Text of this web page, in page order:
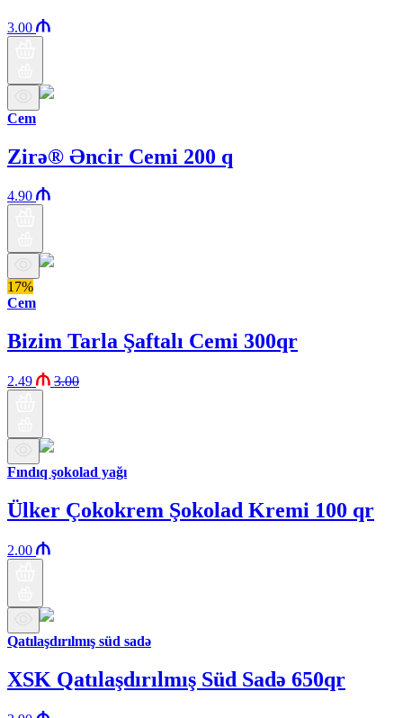
3.00
Cem
Zirə® Əncir Cemi 200 q
4.90
17%
Cem
Bizim Tarla Şaftalı Cemi 300qr
2.49 3.00
Fındıq şokolad yağı
Ülker Çokokrem Şokolad Kremi 100 qr
2.00
Qatılaşdırılmış süd sadə
XSK Qatılaşdırılmış Süd Sadə 650qr